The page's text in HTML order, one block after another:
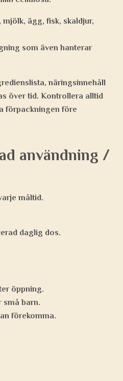
ägg, fisk, skaldjur,
som även hanterar
näringsinnehåll
över tid. Kontrollera alltid
förpackningen före
användning /
måltid.
daglig dos.
öppning.
små barn.
förekomma.